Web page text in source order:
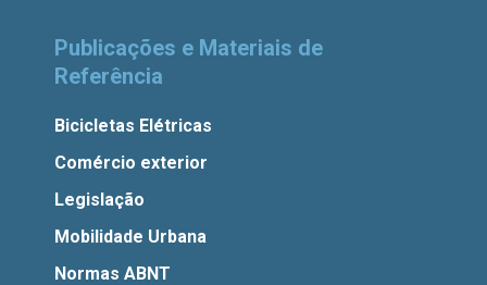
Publicações e Materiais de
Referência
Bicicletas Elétricas
Comércio exterior
Legislação
Mobilidade Urbana
Normas ABNT